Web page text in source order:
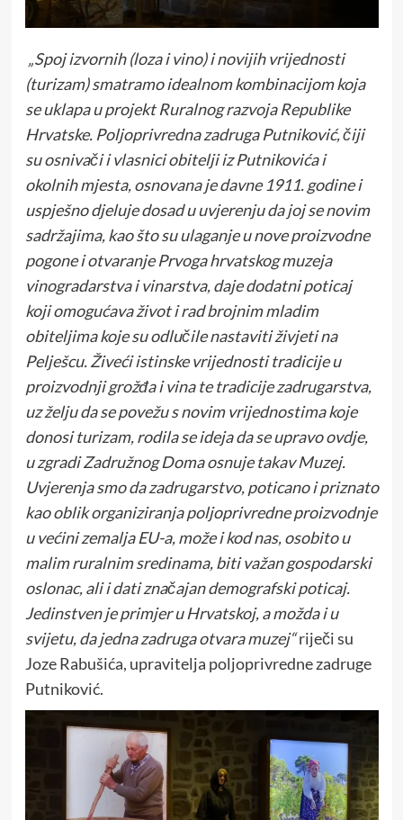
„Spoj izvornih (loza i vino) i novijih vrijednosti
(turizam) smatramo idealnom kombinacijom koja
se uklapa u projekt Ruralnog razvoja Republike
Hrvatske. Poljoprivredna zadruga Putniković, čiji
su osnivači i vlasnici obitelji iz Putnikovića i
okolnih mjesta, osnovana je davne 1911. godine i
uspješno djeluje dosad u uvjerenju da joj se novim
sadržajima, kao što su ulaganje u nove proizvodne
pogone i otvaranje Prvoga hrvatskog muzeja
vinogradarstva i vinarstva, daje dodatni poticaj
koji omogućava život i rad brojnim mladim
obiteljima koje su odlučile nastaviti živjeti na
Pelješcu. Živeći istinske vrijednosti tradicije u
proizvodnji grožđa i vina te tradicije zadrugarstva,
uz želju da se povežu s novim vrijednostima koje
donosi turizam, rodila se ideja da se upravo ovdje,
u zgradi Zadružnog Doma osnuje takav Muzej.
Uvjerenja smo da zadrugarstvo, poticano i priznato
kao oblik organiziranja poljoprivredne proizvodnje
u većini zemalja EU-a, može i kod nas, osobito u
malim ruralnim sredinama, biti važan gospodarski
oslonac, ali i dati značajan demografski poticaj.
Jedinstven je primjer u Hrvatskoj, a možda i u
svijetu, da jedna zadruga otvara muzej“riječi su
Joze Rabušića, upravitelja poljoprivredne zadruge
Putniković.